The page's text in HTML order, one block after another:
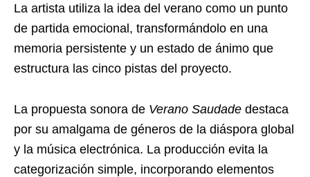
La artista utiliza la idea del verano como un punto
de partida emocional, transformándolo en una
memoria persistente y un estado de ánimo que
estructura las cinco pistas del proyecto.
La propuesta sonora de Verano Saudade destaca
por su amalgama de géneros de la diáspora global
y la música electrónica. La producción evita la
categorización simple, incorporando elementos